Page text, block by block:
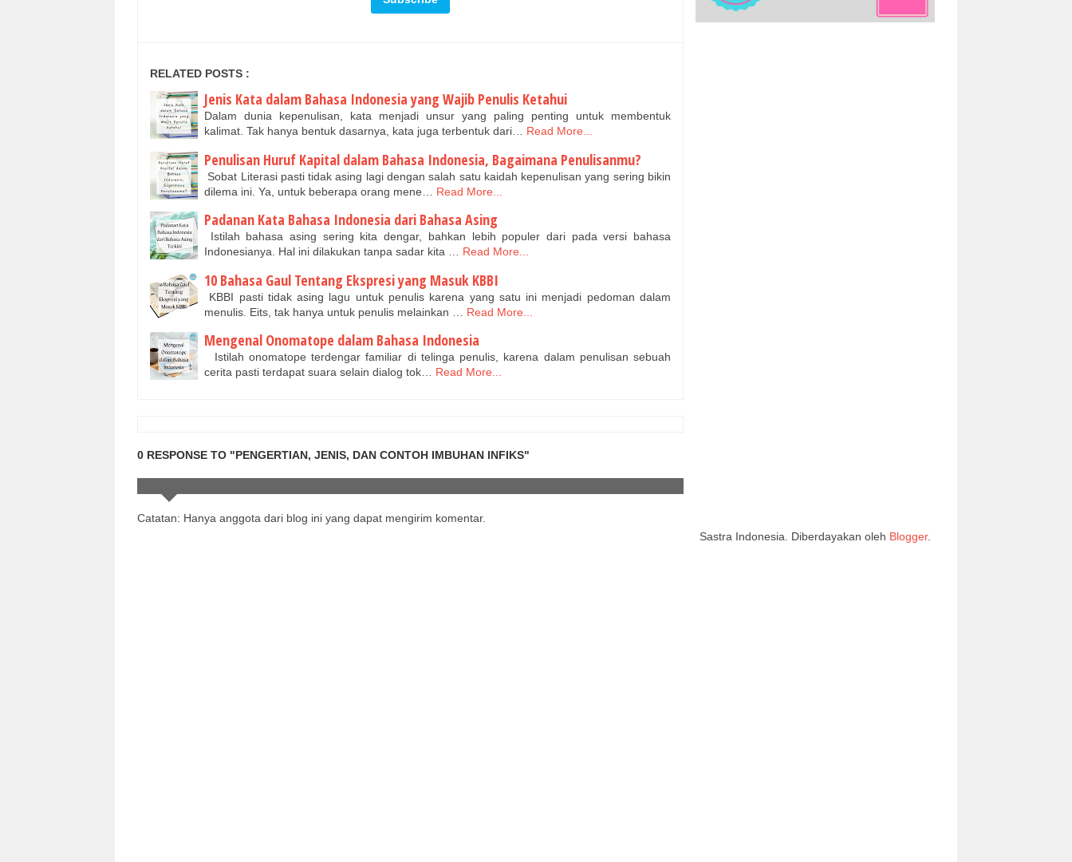
RELATED POSTS :
Jenis Kata dalam Bahasa Indonesia yang Wajib Penulis Ketahui
Dalam dunia kepenulisan, kata menjadi unsur yang paling penting untuk membentuk
kalimat. Tak hanya bentuk dasarnya, kata juga terbentuk dari…
Read More...
Penulisan Huruf Kapital dalam Bahasa Indonesia, Bagaimana Penulisanmu?
Sobat Literasi pasti tidak asing lagi dengan salah satu kaidah kepenulisan yang sering bikin
dilema ini. Ya, untuk beberapa orang mene…
Read More...
Padanan Kata Bahasa Indonesia dari Bahasa Asing
Istilah bahasa asing sering kita dengar, bahkan lebih populer dari pada versi bahasa
Indonesianya. Hal ini dilakukan tanpa sadar kita …
Read More...
10 Bahasa Gaul Tentang Ekspresi yang Masuk KBBI
KBBI pasti tidak asing lagu untuk penulis karena yang satu ini menjadi pedoman dalam
menulis. Eits, tak hanya untuk penulis melainkan …
Read More...
Mengenal Onomatope dalam Bahasa Indonesia
Istilah onomatope terdengar familiar di telinga penulis, karena dalam penulisan sebuah
cerita pasti terdapat suara selain dialog tok…
Read More...
0 RESPONSE TO "PENGERTIAN, JENIS, DAN CONTOH IMBUHAN INFIKS"
Catatan: Hanya anggota dari blog ini yang dapat mengirim komentar.
Sastra Indonesia. Diberdayakan oleh Blogger.